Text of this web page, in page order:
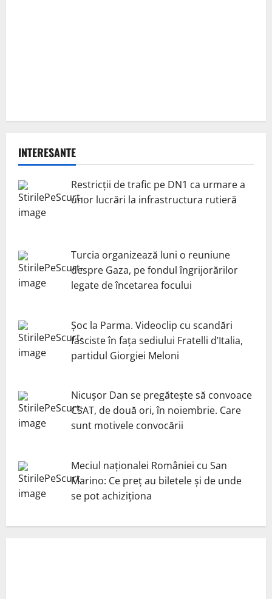
INTERESANTE
Restricții de trafic pe DN1 ca urmare a
unor lucrări la infrastructura rutieră
Turcia organizează luni o reuniune
despre Gaza, pe fondul îngrijorărilor
legate de încetarea focului
Șoc la Parma. Videoclip cu scandări
fasciste în fața sediului Fratelli d’Italia,
partidul Giorgiei Meloni
Nicuşor Dan se pregăteşte să convoace
CSAT, de două ori, în noiembrie. Care
sunt motivele convocării
Meciul naționalei României cu San
Marino: Ce preț au biletele și de unde
se pot achiziționa